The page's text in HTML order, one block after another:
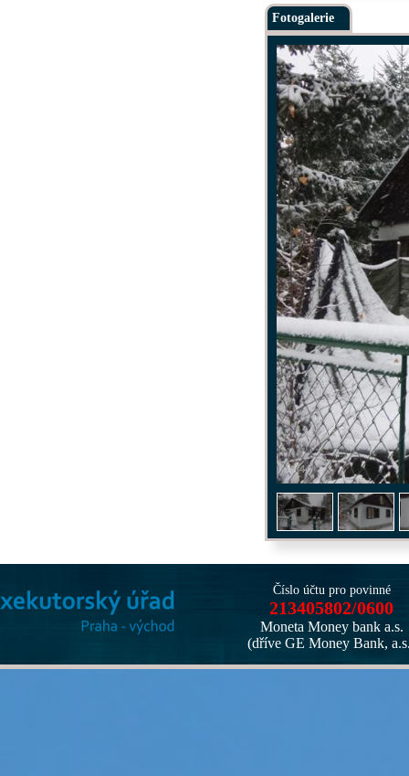
Fotogalerie
1/4
Číslo účtu pro povinné
213405802/0600
Moneta Money bank a.s.
(dříve GE Money Bank,